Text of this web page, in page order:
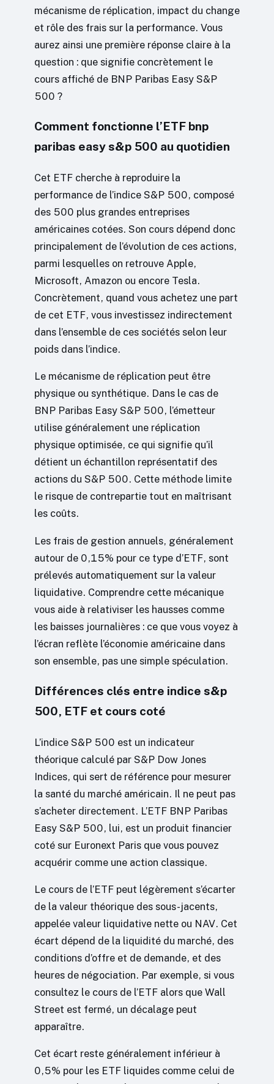
mécanisme de réplication, impact du change
et rôle des frais sur la performance. Vous
aurez ainsi une première réponse claire à la
question : que signifie concrètement le
cours affiché de BNP Paribas Easy S&P
500 ?
Comment fonctionne l’ETF bnp
paribas easy s&p 500 au quotidien
Cet ETF cherche à reproduire la
performance de l’indice S&P 500, composé
des 500 plus grandes entreprises
américaines cotées. Son cours dépend donc
principalement de l’évolution de ces actions,
parmi lesquelles on retrouve Apple,
Microsoft, Amazon ou encore Tesla.
Concrètement, quand vous achetez une part
de cet ETF, vous investissez indirectement
dans l’ensemble de ces sociétés selon leur
poids dans l’indice.
Le mécanisme de réplication peut être
physique ou synthétique. Dans le cas de
BNP Paribas Easy S&P 500, l’émetteur
utilise généralement une réplication
physique optimisée, ce qui signifie qu’il
détient un échantillon représentatif des
actions du S&P 500. Cette méthode limite
le risque de contrepartie tout en maîtrisant
les coûts.
Les frais de gestion annuels, généralement
autour de 0,15% pour ce type d’ETF, sont
prélevés automatiquement sur la valeur
liquidative. Comprendre cette mécanique
vous aide à relativiser les hausses comme
les baisses journalières : ce que vous voyez à
l’écran reflète l’économie américaine dans
son ensemble, pas une simple spéculation.
Différences clés entre indice s&p
500, ETF et cours coté
L’indice S&P 500 est un indicateur
théorique calculé par S&P Dow Jones
Indices, qui sert de référence pour mesurer
la santé du marché américain. Il ne peut pas
s’acheter directement. L’ETF BNP Paribas
Easy S&P 500, lui, est un produit financier
coté sur Euronext Paris que vous pouvez
acquérir comme une action classique.
Le cours de l’ETF peut légèrement s’écarter
de la valeur théorique des sous-jacents,
appelée valeur liquidative nette ou NAV. Cet
écart dépend de la liquidité du marché, des
conditions d’offre et de demande, et des
heures de négociation. Par exemple, si vous
consultez le cours de l’ETF alors que Wall
Street est fermé, un décalage peut
apparaître.
Cet écart reste généralement inférieur à
0,5% pour les ETF liquides comme celui de